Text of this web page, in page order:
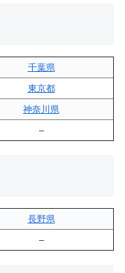
千葉県
東京都
神奈川県
–
長野県
–